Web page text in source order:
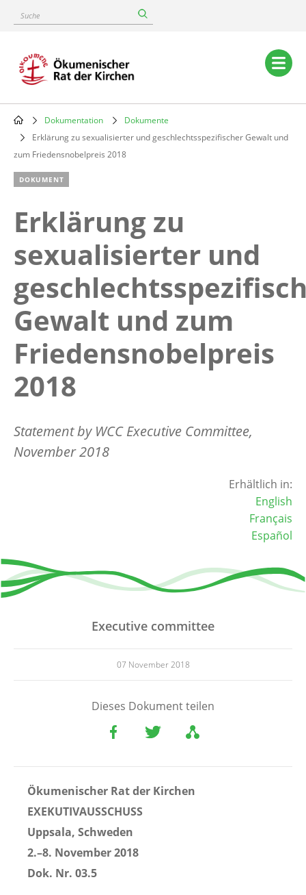
content
Suche
Main
navigation
Breadcrumb
Dokumentation
Dokumente
Erklärung zu sexualisierter und geschlechtsspezifischer Gewalt und
zum Friedensnobelpreis 2018
DOKUMENT
Erklärung zu
sexualisierter und
Gewalt und zum
Friedensnobelpreis
2018
Statement by WCC Executive Committee,
November 2018
Erhältlich in:
English
Français
Español
Executive committee
07 November 2018
Dieses Dokument teilen
Ökumenischer Rat der Kirchen
EXEKUTIVAUSSCHUSS
Uppsala, Schweden
2.–8. November 2018
Dok. Nr. 03.5